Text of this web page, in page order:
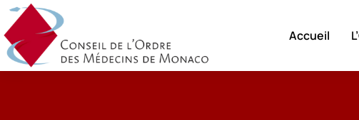
Accueil